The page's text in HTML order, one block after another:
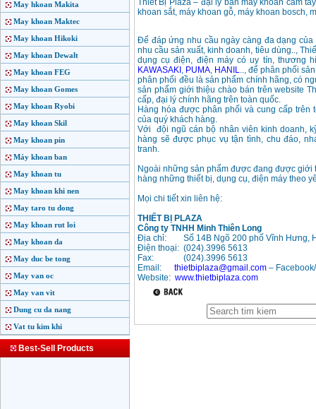
May hkoan Makita
May khoan Maktec
May khoan Hikoki
May khoan Dewalt
May khoan FEG
May khoan Gomes
May khoan Ryobi
May khoan Skil
May khoan pin
Máy khoan ban
May khoan tu
May khoan khi nen
May taro tu dong
May khoan rut loi
May khoan da
May duc be tong
May van oc
May van vit
Dung cu da nang
Vat tu kim khi
Best-Sell Products
Thiết Bị Plaza – đại lý bán máy khoan cầm
khoan sắt, máy khoan gỗ, máy khoan bosch,
Để đáp ứng nhu cầu ngày càng đa dạng
nhu cầu sản xuất, kinh doanh, tiêu dùng..,
dụng cụ điện, điện máy có uy tín, thương
KAWASAKI , PUMA, HANIL.., để phân phối
phân phối đều là sản phẩm chính hãng, có
sản phẩm giới thiệu chào bán trên website
cấp, đại lý chính hãng trên toàn quốc.
Hàng hóa được phân phối và cung cấp
của quý khách hàng.
Với đội ngũ cán bộ nhân viên kinh doanh,
hàng sẽ được phục vụ tận tình, chu đáo,
tranh.
Ngoài những sản phẩm được đang được giới
hàng những thiết bị, dụng cụ, điện máy theo
Mọi chi tiết xin liên hệ:
THIẾT BỊ PLAZA
Công ty TNHH Minh Thiên Long
Địa chỉ:
Số 14B Ngõ 200 phố Vĩnh Hưng,
Điện thoại: (024).3996 5613
Fax: (024).3996 5613
Email: thietbiplaza@gmail.com –
Website: www.thietbiplaza.com